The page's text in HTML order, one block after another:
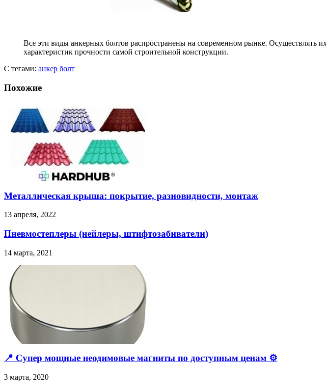
Все эти виды анкерных болтов распространены на современном рынке. Осуществлять
характеристик прочности самой строительной конструкции.
С тегами: анкер болт
Похожие
Металлическая крыша: покрытие, разновидности, монтаж
13 апреля, 2022
Пневмостеплеры (нейлеры, штифтозабиватели)
14 марта, 2021
📍 Супер мощные неодимовые магниты по доступным ценам ⚙️
3 марта, 2020